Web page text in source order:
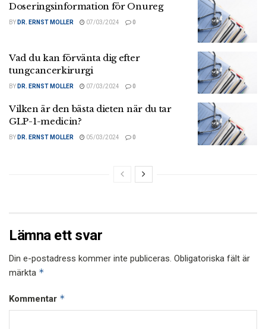
Doseringsinformation för Onureg
BY DR. ERNST MOLLER 07/03/2024 0
Vad du kan förvänta dig efter
tungcancerkirurgi
BY DR. ERNST MOLLER 07/03/2024 0
Vilken är den bästa dieten när du tar
GLP-1-medicin?
BY DR. ERNST MOLLER 05/03/2024 0
Lämna ett svar
Din e-postadress kommer inte publiceras. Obligatoriska fält är
märkta *
Kommentar *